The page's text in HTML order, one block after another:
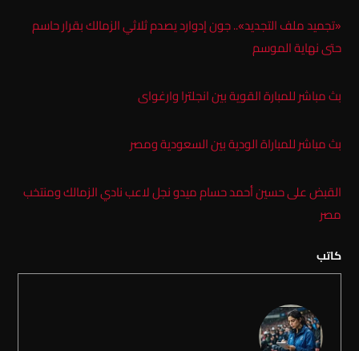
«تجميد ملف التجديد».. جون إدوارد يصدم ثلاثي الزمالك بقرار حاسم
حتى نهاية الموسم
بث مباشر للمبارة القوية بين انجلترا وارغواى
بث مباشر للمباراة الودية بين السعودية ومصر
القبض على حسين أحمد حسام ميدو نجل لاعب نادي الزمالك ومنتخب
مصر
كاتب